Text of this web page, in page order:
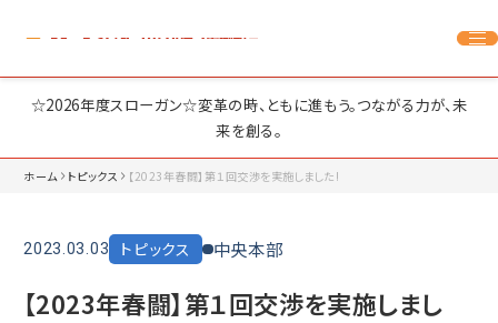
☆2026年度スローガン☆変革の時、ともに進もう。つながる力が、未
来を創る。
ホーム トピックス 【2023年春闘】第１回交渉を実施しました!
2023.03.03 トピックス 中央本部
【2023年春闘】第１回交渉を実施しまし